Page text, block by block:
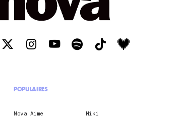
POPULAIRES
Nova Aime Miki